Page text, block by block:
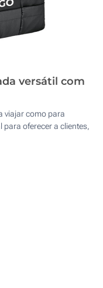
versátil com
viajar como para
oferecer a clientes,